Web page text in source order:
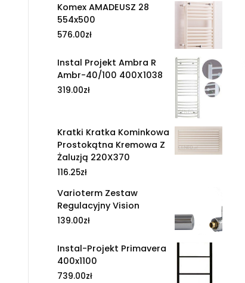
Komex AMADEUSZ 28
554x500
576.00zł
Instal Projekt Ambra R
Ambr-40/100 400X1038
319.00zł
Kratki Kratka Kominkowa
Prostokątna Kremowa Z
Żaluzją 220X370
116.25zł
Varioterm Zestaw
Regulacyjny Vision
139.00zł
Instal-Projekt Primavera
400x1100
739.00zł